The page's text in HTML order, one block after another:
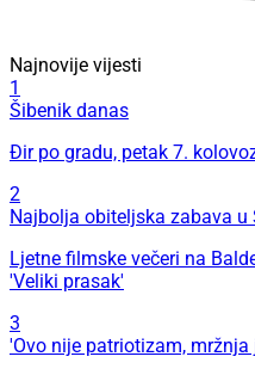
Najnovije vijesti
1
Šibenik danas
Đir po gradu, petak 7.
2
Najbolja obiteljska zabava u
Ljetne filmske večeri na
'Veliki prasak'
3
'Ovo nije patriotizam,